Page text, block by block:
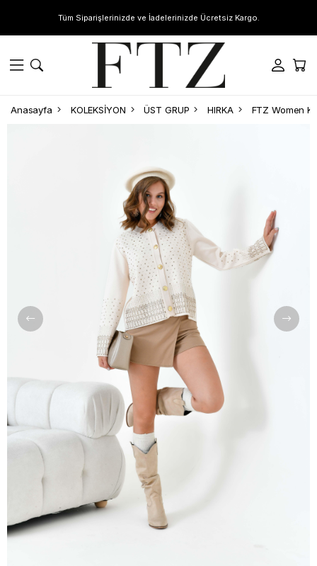
Tüm Siparişlerinizde ve İadelerinizde Ücretsiz Kargo.
Anasayfa KOLEKSİYON ÜST GRUP HIRKA FTZ Women